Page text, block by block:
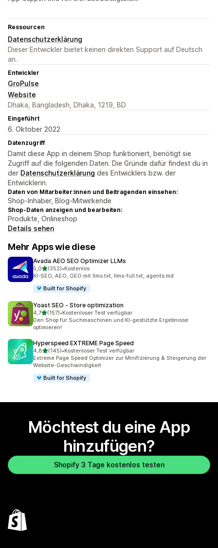
Ressourcen
Datenschutzerklärung
Dieser Entwickler bietet keinen direkten Support auf Deutsch
an.
Entwickler
GroPulse
Website
Dhaka, Bangladesh, Dhaka, 1219, BD
Eingeführt
6. Oktober 2022
Datenzugriff
Damit diese App in deinem Shop funktioniert, benötigt sie
Zugriff auf die folgenden Daten. Die Gründe dafür findest du in
der Datenschutzerklärung des Entwicklers bzw. der
Entwicklerin.
Daten von Mitarbeiter:innen und Beitragenden einsehen:
Shop-Inhaber, Blog-Mitwirkende
Shop-Daten anzeigen und bearbeiten:
Produkte, Onlineshop
Details sehen
Mehr Apps wie diese
Avada AEO SEO Optimizer LLMs
5,0von 5 Sternen
(352)
352 Rezensionen insgesamt
•Kostenlos
KI-SEO, AEO, GEO mit llms.txt, llms-full.txt, agents.md
Built for Shopify
Yoast SEO ‑ Store optimization
4,7von 5 Sternen
(157)
157 Rezensionen insgesamt
•Kostenloser Test verfügbar
Den Shop für Suchmaschinen und KI-gestützte Ergebnisse
optimieren!
Hyperspeed EXTREME Page Speed
4,8von 5 Sternen
(145)
145 Rezensionen insgesamt
•Kostenloser Test verfügbar
Extreme Page Speed Optimizer zur Minifizierung & Steigerung der
Website-Geschwindigkeit
Built for Shopify
Möchtest du eine App
hinzufügen?
Shopify 3 Tage kostenlos testen